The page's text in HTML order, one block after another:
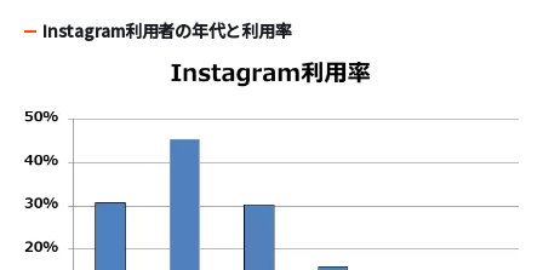
Instagram利用者の年代と利用率